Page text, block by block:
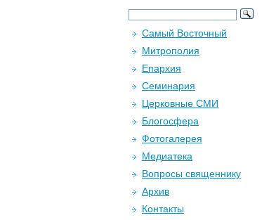
Самый Восточный
Митрополия
Епархия
Семинария
Церковные СМИ
Блогосфера
Фотогалерея
Медиатека
Вопросы священнику
Архив
Контакты